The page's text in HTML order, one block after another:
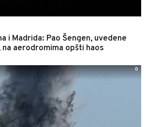
i Madrida: Pao Šengen, uvedene
aerodromima opšti haos
0